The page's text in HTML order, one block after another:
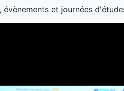
évènements et journées